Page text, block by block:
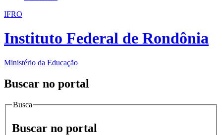
IFRO
Instituto Federal de Rondônia
Ministério da Educação
Buscar no portal
Busca
Buscar no portal